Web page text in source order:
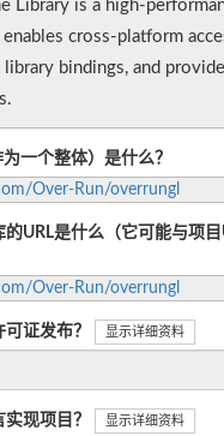
Library is a high-
enables cross-platform
bindings, and
一个整体）是什么？
Over-Run/overrungl
URL是什么（它可能与项目
Over-Run/overrungl
证发布？ 显示详细资料
现项目？ 显示详细资料